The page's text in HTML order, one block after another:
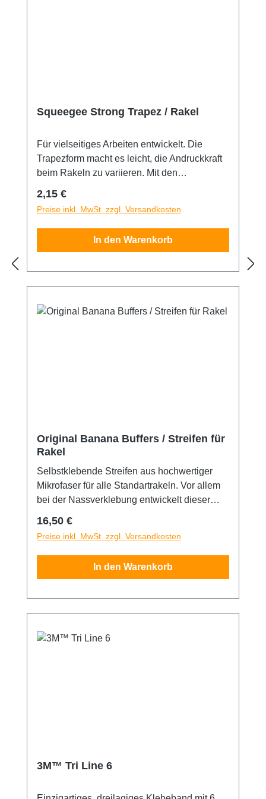
Squeegee Strong Trapez / Rakel
Für vielseitiges Arbeiten entwickelt. Die
Trapezform macht es leicht, die Andruckkraft
beim Rakeln zu variieren. Mit den
ganz einfach in Sicken und Kanten hinein.
Härtegrad 80° Shore. Qualitätswerkzeug aus
deutscher Produktion.
Regulärer Preis:
2,15 €
Preise inkl. MwSt. zzgl. Versandkosten
In den Warenkorb
Original Banana Buffers / Streifen für
Rakel
Selbstklebende Streifen aus hochwertiger
Mikrofaser für alle Standartrakeln. Vor allem
bei der Nassverklebung entwickelt dieser
empfindliche Folien können so
beschädiguns- und kratzerfrei verklebt
werden. Passt sich durch den speziellen
Zuschnitt optimal an Rakeln mit einer Breite
Standartrakel ein ideales Werkzeug für die
Nassverklebung von besonders
Verpackungseinheit 5 Stück
Regulärer Preis:
16,50 €
Preise inkl. MwSt. zzgl. Versandkosten
In den Warenkorb
3M™ Tri Line 6